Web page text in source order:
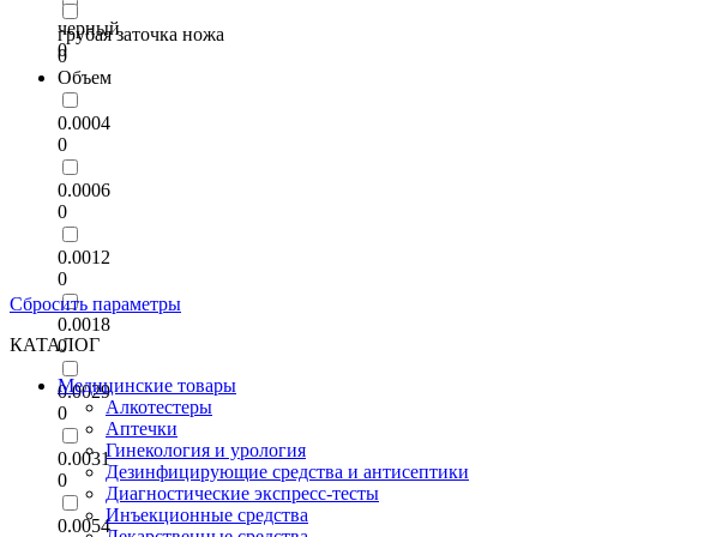
черный
0
грубая заточка ножа
0
Объем
0.0004
0
0.0006
0
0.0012
0
0.0018
0
0.0029
0
0.0031
0
0.0054
Сбросить параметры
КАТАЛОГ
Медицинские товары
Алкотестеры
Аптечки
Гинекология и урология
Дезинфицирующие средства и антисептики
Диагностические экспресс-тесты
Инъекционные средства